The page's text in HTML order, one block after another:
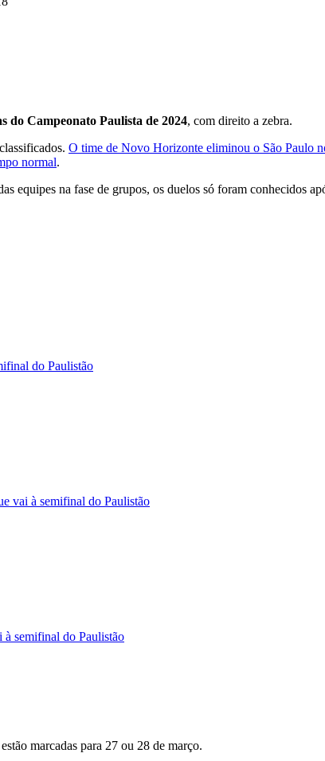
do Campeonato Paulista de 2024, com direito a zebra.
O time de Novo Horizonte eliminou o São Paulo
normal.
equipes na fase de grupos, os duelos só foram conhecidos
do Paulistão
vai à semifinal do Paulistão
semifinal do Paulistão
marcadas para 27 ou 28 de março.